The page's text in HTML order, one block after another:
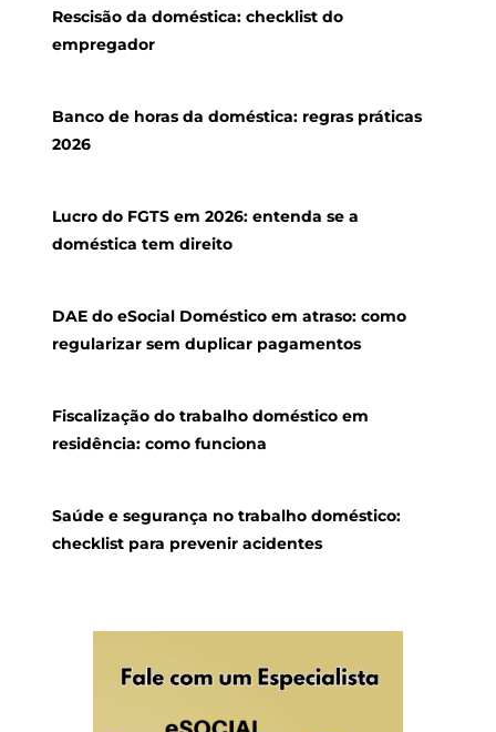
Rescisão da doméstica: checklist do
empregador
Banco de horas da doméstica: regras práticas
2026
Lucro do FGTS em 2026: entenda se a
doméstica tem direito
DAE do eSocial Doméstico em atraso: como
regularizar sem duplicar pagamentos
Fiscalização do trabalho doméstico em
residência: como funciona
Saúde e segurança no trabalho doméstico:
checklist para prevenir acidentes